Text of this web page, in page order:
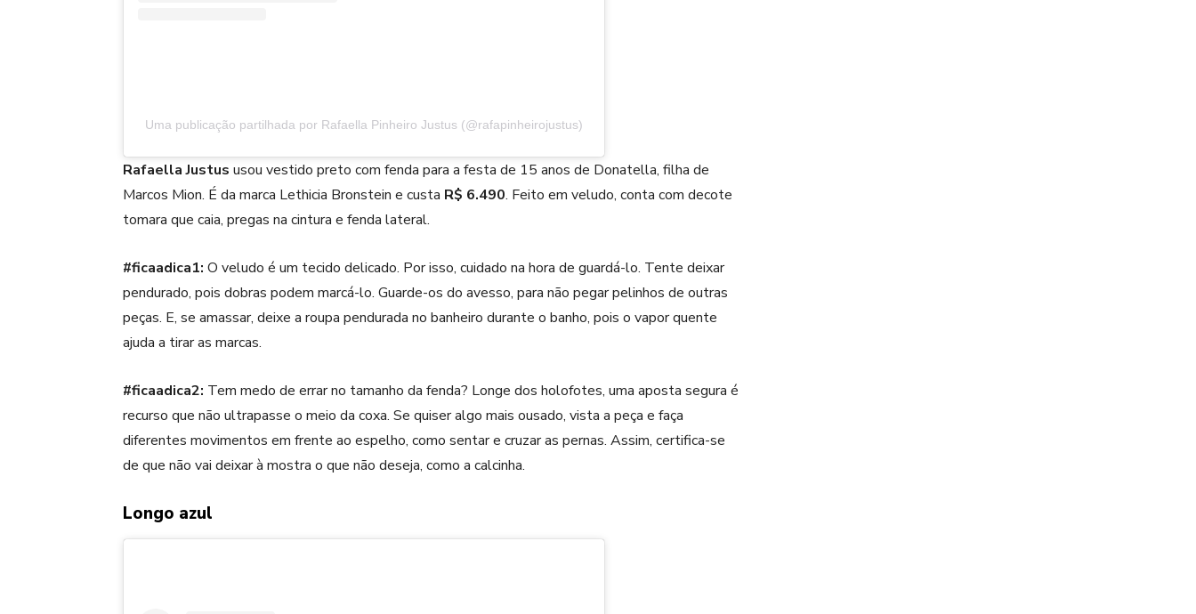
Uma publicação partilhada por Rafaella Pinheiro Justus (@rafapinheirojustus)
Rafaella Justus usou vestido preto com fenda para a festa de 15 anos de Donatella, filha de
Marcos Mion. É da marca Lethicia Bronstein e custa R$ 6.490. Feito em veludo, conta com decote
tomara que caia, pregas na cintura e fenda lateral.
#ficaadica1: O veludo é um tecido delicado. Por isso, cuidado na hora de guardá-lo. Tente deixar
pendurado, pois dobras podem marcá-lo. Guarde-os do avesso, para não pegar pelinhos de outras
peças. E, se amassar, deixe a roupa pendurada no banheiro durante o banho, pois o vapor quente
ajuda a tirar as marcas.
#ficaadica2: Tem medo de errar no tamanho da fenda? Longe dos holofotes, uma aposta segura é
recurso que não ultrapasse o meio da coxa. Se quiser algo mais ousado, vista a peça e faça
diferentes movimentos em frente ao espelho, como sentar e cruzar as pernas. Assim, certifica-se
de que não vai deixar à mostra o que não deseja, como a calcinha.
Longo azul